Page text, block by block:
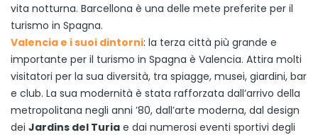
vita notturna. Barcellona è una delle mete preferite per il
turismo in Spagna.
Valencia e i suoi dintorni: la terza città più grande e
importante per il turismo in Spagna è Valencia. Attira molti
visitatori per la sua diversità, tra spiagge, musei, giardini, bar
e club. La sua modernità è stata rafforzata dall’arrivo della
metropolitana negli anni ’80, dall’arte moderna, dal design
dei Jardins del Turia e dai numerosi eventi sportivi degli